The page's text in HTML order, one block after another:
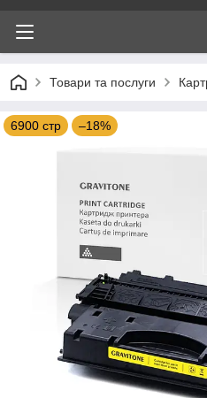
Товари та послуги
6900 стр –18%